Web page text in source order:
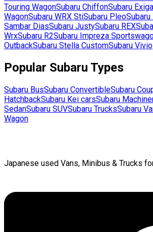
Touring WagonSubaru ChiffonSubaru Exiga
WagonSubaru WRX StiSubaru PleoSubaru
Sambar DiasSubaru JustySubaru REX
WrxSubaru R2Subaru Impreza
OutbackSubaru Stella CustomSubaru Vivio
Popular Subaru Types
Subaru BusSubaru ConvertibleSubaru
HatchbackSubaru Kei carsSubaru
SedanSubaru SUVSubaru TrucksSubaru
Wagon
Japanese used Vans, Minibus & Trucks